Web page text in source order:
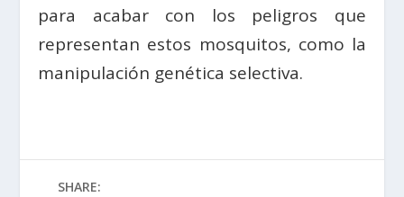
para acabar con los peligros que
representan estos mosquitos, como la
manipulación genética selectiva.
SHARE: